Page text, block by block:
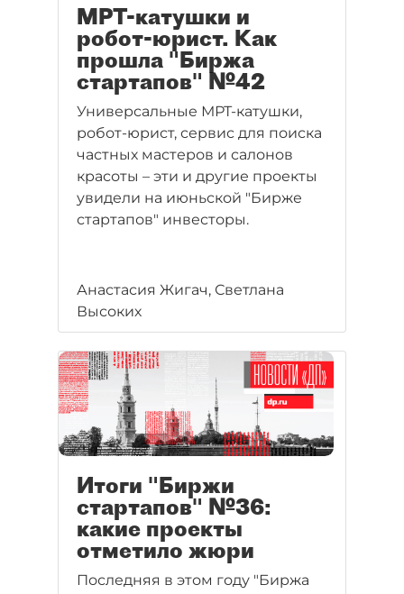
мини-яхты: проект получил
сразу четыре предзаказа на
свою продукцию.
МРТ-катушки и
робот-юрист. Как
прошла "Биржа
стартапов" №42
Универсальные МРТ-катушки,
робот-юрист, сервис для поиска
частных мастеров и салонов
красоты – эти и другие проекты
увидели на июньской "Бирже
стартапов" инвесторы.
Анастасия Жигач, Светлана
Высоких
Итоги "Биржи
стартапов" №36:
какие проекты
отметило жюри
Последняя в этом году "Биржа